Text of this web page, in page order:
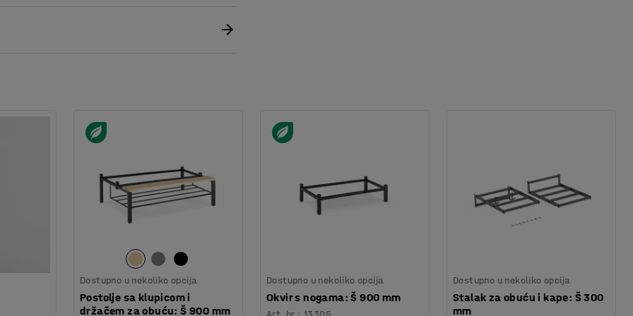
Dostupno u nekoliko opcija
Postolje sa klupicom i
držačem za obuću: Š 900 mm
Dostupno u nekoliko opcija
Okvir s nogama: Š 900 mm
Dostupno u nekoliko opcija
Stalak za obuću i kape: Š 300
mm